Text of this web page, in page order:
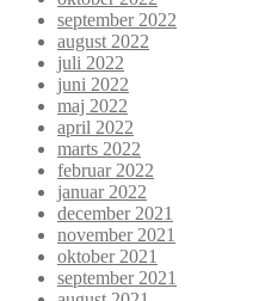
september 2022
august 2022
juli 2022
juni 2022
maj 2022
april 2022
marts 2022
februar 2022
januar 2022
december 2021
november 2021
oktober 2021
september 2021